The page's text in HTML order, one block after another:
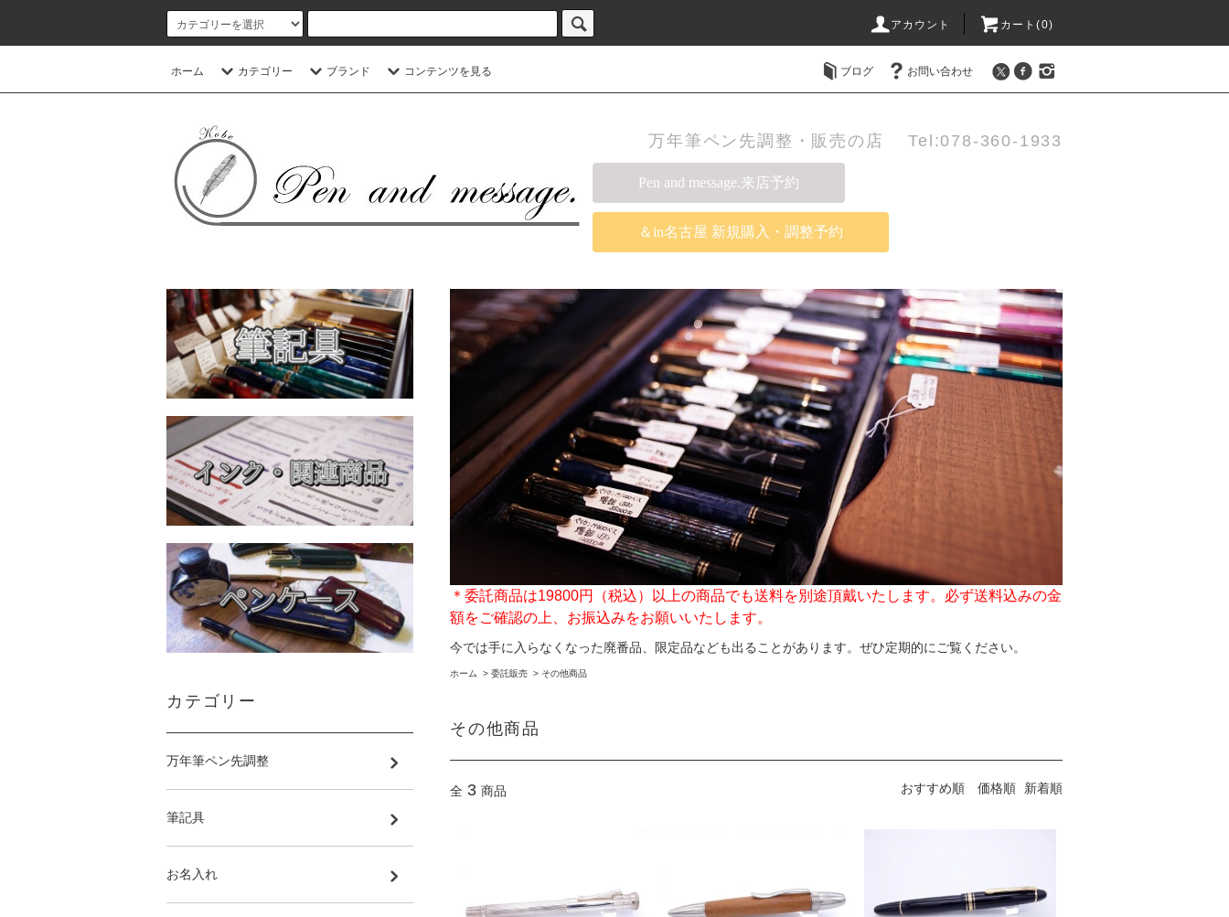
アカウント カート(0)
ホーム カテゴリー ブランド コンテンツを見る ブログ お問い合わせ
万年筆ペン先調整・販売の店 Tel:078-360-1933
Pen and message.来店予約
＆in名古屋 新規購入・調整予約
＊委託商品は19800円（税込）以上の商品でも送料を別途頂戴いたします。必ず送料込みの金
額をご確認の上、お振込みをお願いいたします。
今では手に入らなくなった廃番品、限定品なども出ることがあります。ぜひ定期的にご覧ください。
ホーム > 委託販売 > その他商品
その他商品
全 3 商品 おすすめ順 価格順 新着順
カテゴリー
万年筆ペン先調整
筆記具
お名入れ